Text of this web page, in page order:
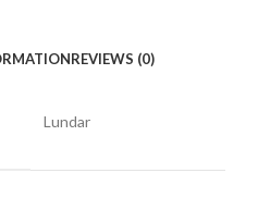
REVIEWS (0)
Lundar